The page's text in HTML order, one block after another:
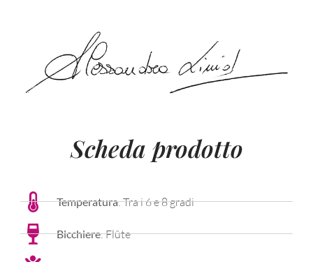
Scheda prodotto
Temperatura: Tra i 6 e 8 gradi
Bicchiere: Flûte